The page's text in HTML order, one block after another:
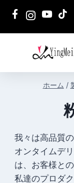
ホーム /
我々は高品質
オンタイムデ
は、お客様と
私達のプロダ